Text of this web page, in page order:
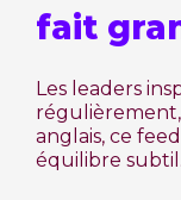
fait
Les leaders
anglais, ce
équilibre subtil.